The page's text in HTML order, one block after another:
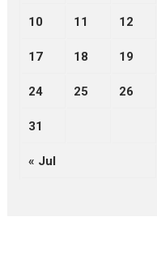
10 11 12
17 18 19
24 25 26
31
« Jul